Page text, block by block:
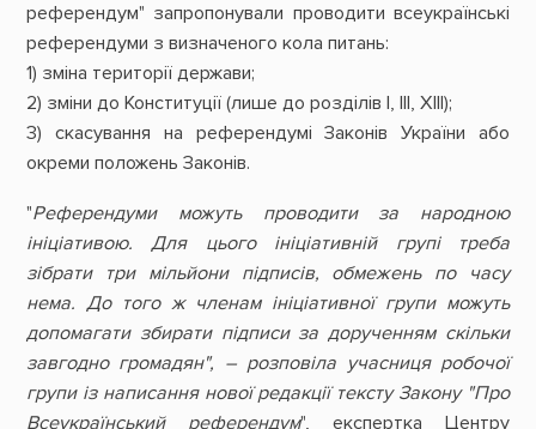
референдум" запропонували проводити всеукраїнські
референдуми з визначеного кола питань:
1) зміна території держави;
2) зміни до Конституції (лише до розділів I, III, XIII);
3) скасування на референдумі Законів України або
окреми положень Законів.
"Референдуми можуть проводити за народною
ініціативою. Для цього ініціативній групі треба
зібрати три мільйони підписів, обмежень по часу
нема. До того ж членам ініціативної групи можуть
допомагати збирати підписи за дорученням скільки
завгодно громадян", – розповіла учасниця робочої
групи із написання нової редакції тексту Закону "Про
Всеукраїнський референдум", експертка Центру